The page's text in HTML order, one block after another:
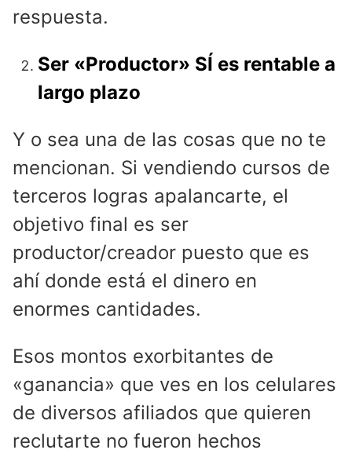
respuesta.
Ser «Productor» SÍ es rentable a
largo plazo
Y o sea una de las cosas que no te
mencionan. Si vendiendo cursos de
terceros logras apalancarte, el
objetivo final es ser
productor/creador puesto que es
ahí donde está el dinero en
enormes cantidades.
Esos montos exorbitantes de
«ganancia» que ves en los celulares
de diversos afiliados que quieren
reclutarte no fueron hechos